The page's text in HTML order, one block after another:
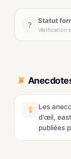
? Statut
Vérification
Les
d'œil,
publiées